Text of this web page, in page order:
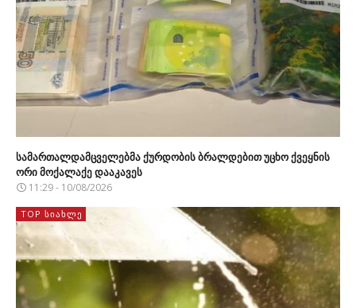
სამართალდამცველებმა ქურდობის ბრალდებით უცხო ქვეყნის
ორი მოქალაქე დააკავეს
11:29 - 10/08/2026
TOP ᲡᲘᲐᲮᲚᲔ